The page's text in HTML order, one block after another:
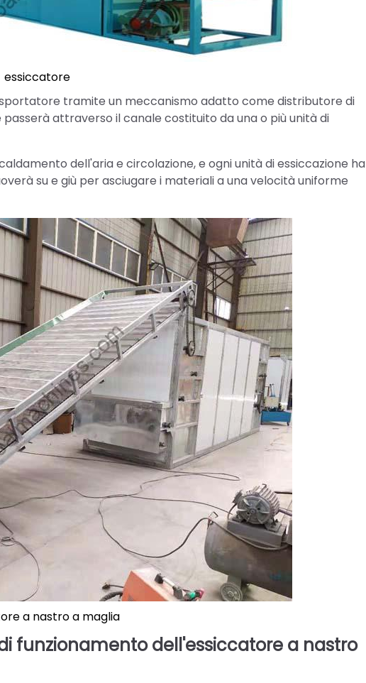
essiccatore
tramite un meccanismo adatto come distributore di
attraverso il canale costituito da una o più unità di
dell'aria e circolazione, e ogni unità di essiccazione ha
su e giù per asciugare i materiali a una velocità uniforme
a nastro a maglia
funzionamento dell'essiccatore a nastro